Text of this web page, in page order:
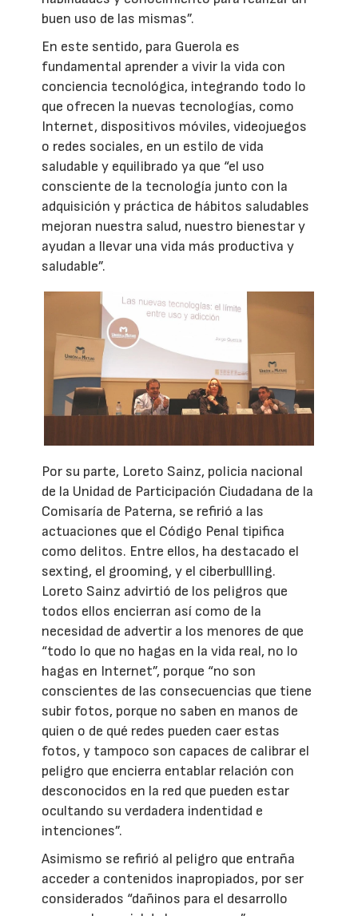
buen uso de las mismas”.
En este sentido, para Guerola es
fundamental aprender a vivir la vida con
conciencia tecnológica, integrando todo lo
que ofrecen la nuevas tecnologías, como
Internet, dispositivos móviles, videojuegos
o redes sociales, en un estilo de vida
saludable y equilibrado ya que “el uso
consciente de la tecnología junto con la
adquisición y práctica de hábitos saludables
mejoran nuestra salud, nuestro bienestar y
ayudan a llevar una vida más productiva y
saludable”.
Por su parte, Loreto Sainz, policia nacional
de la Unidad de Participación Ciudadana de la
Comisaría de Paterna, se refirió a las
actuaciones que el Código Penal tipifica
como delitos. Entre ellos, ha destacado el
sexting, el grooming, y el ciberbullling.
Loreto Sainz advirtió de los peligros que
todos ellos encierran así como de la
necesidad de advertir a los menores de que
“todo lo que no hagas en la vida real, no lo
hagas en Internet”, porque “no son
conscientes de las consecuencias que tiene
subir fotos, porque no saben en manos de
quien o de qué redes pueden caer estas
fotos, y tampoco son capaces de calibrar el
peligro que encierra entablar relación con
desconocidos en la red que pueden estar
ocultando su verdadera indentidad e
intenciones”.
Asimismo se refirió al peligro que entraña
acceder a contenidos inapropiados, por ser
considerados “dañinos para el desarrollo